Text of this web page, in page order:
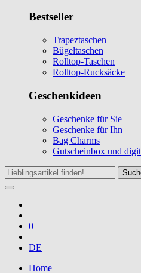
Bestseller
Trapeztaschen
Bügeltaschen
Rolltop-Taschen
Rolltop-Rucksäcke
Geschenkideen
Geschenke für Sie
Geschenke für Ihn
Bag Charms
Gutscheinbox und
0
DE
Home